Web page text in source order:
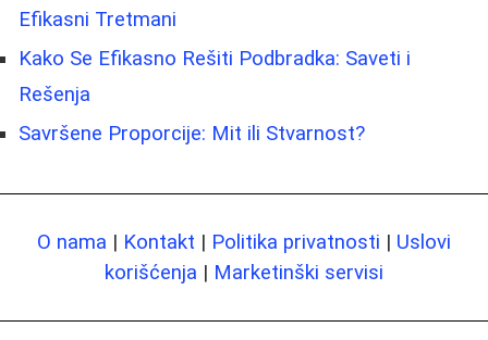
Efikasni Tretmani
Kako Se Efikasno Rešiti Podbradka: Saveti i
Rešenja
Savršene Proporcije: Mit ili Stvarnost?
O nama | Kontakt | Politika privatnosti | Uslovi
korišćenja | Marketinški servisi